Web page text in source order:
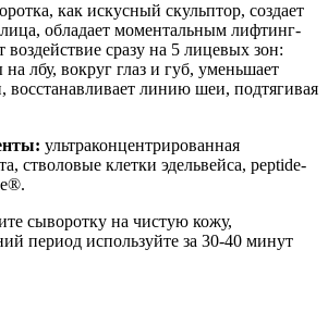
как искусный скульптор, создает
обладает моментальным лифтинг-
воздействие сразу на 5 лицевых зон:
лбу, вокруг глаз и губ, уменьшает
восстанавливает линию шеи, подтягивая
ультраконцентрированная
стволовые клетки эдельвейса, peptide-
сыворотку на чистую кожу,
период используйте за 30-40 минут